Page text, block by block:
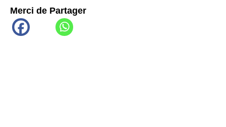
Merci de Partager